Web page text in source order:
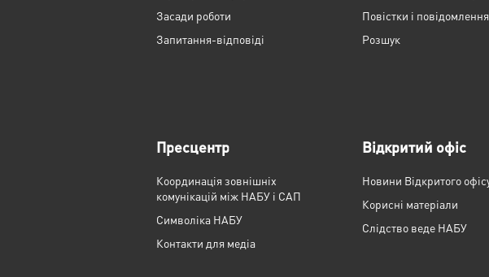
Засади роботи
Запитання-відповіді
Повістки і повідомлення
Розшук
Пресцентр
Координація зовнішніх
комунікацій між НАБУ і САП
Cимволіка НАБУ
Контакти для медіа
Відкритий офіс
Новини Відкритого
Корисні матеріали
Слідство веде НАБУ